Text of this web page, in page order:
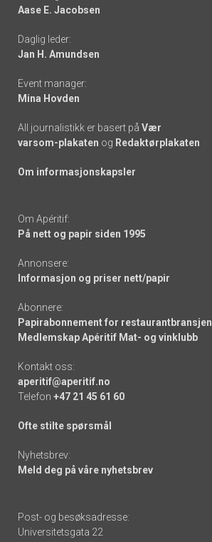
-
links
Aase E. Jacobsen
Daglig leder:
Jan H. Amundsen
Event manager:
Mina Hovden
All journalistikk er basert på Vær
varsom-plakaten og Redaktørplakaten
Om informasjonskapsler
Om Apéritif:
På nett og papir siden 1995
Annonsere:
Informasjon og priser nett/papir
Abonnere:
Papirabonnement for restaurantbransjen
Medlemskap Apéritif Mat- og vinklubb
Kontakt oss:
aperitif@aperitif.no
Telefon +47 21 45 61 60
Ofte stilte spørsmål
Nyhetsbrev:
Meld deg på våre nyhetsbrev
Post- og besøksadresse:
Universitetsgata 22